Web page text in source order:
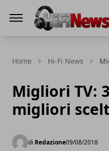
Home Hi-Fi News
Migliori TV:
migliori
di Redazione09/08/2018